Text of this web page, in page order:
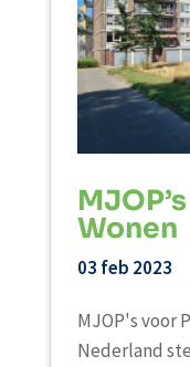
Wonen
03 feb 2023
MJOP's voor
Nederland